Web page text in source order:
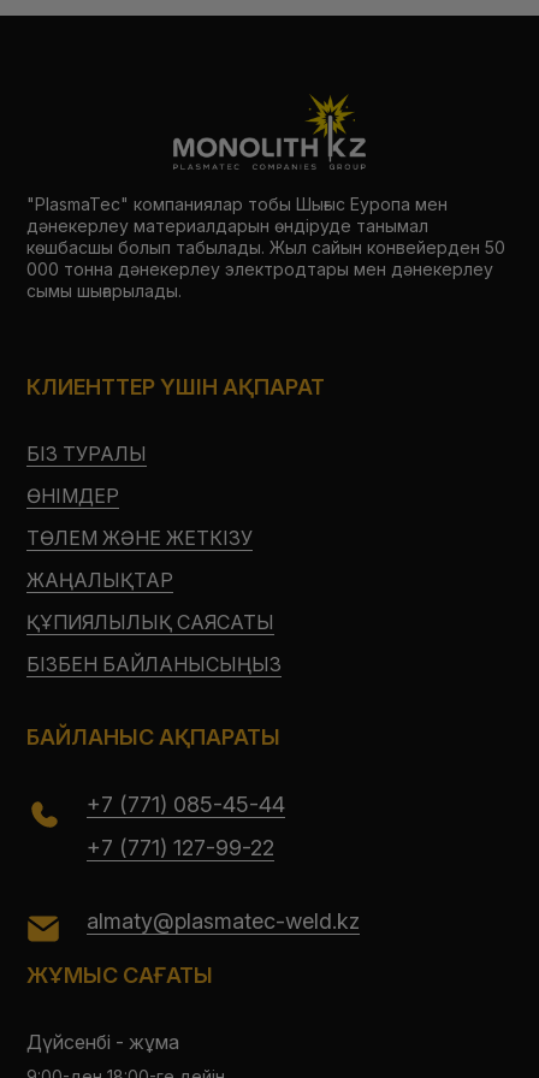
"PlasmaTec" компаниялар тобы Шығыс Еуропа мен
дәнекерлеу материалдарын өндіруде танымал
көшбасшы болып табылады. Жыл сайын конвейерден 50
000 тонна дәнекерлеу электродтары мен дәнекерлеу
сымы шығарылады.
КЛИЕНТТЕР ҮШІН АҚПАРАТ
БІЗ ТУРАЛЫ
ӨНІМДЕР
ТӨЛЕМ ЖӘНЕ ЖЕТКІЗУ
ЖАҢАЛЫҚТАР
ҚҰПИЯЛЫЛЫҚ САЯСАТЫ
БІЗБЕН БАЙЛАНЫСЫҢЫЗ
БАЙЛАНЫС АҚПАРАТЫ
+7 (771) 085-45-44
+7 (771) 127-99-22
almaty@plasmatec-weld.kz
ЖҰМЫС САҒАТЫ
Дүйсенбі - жұма